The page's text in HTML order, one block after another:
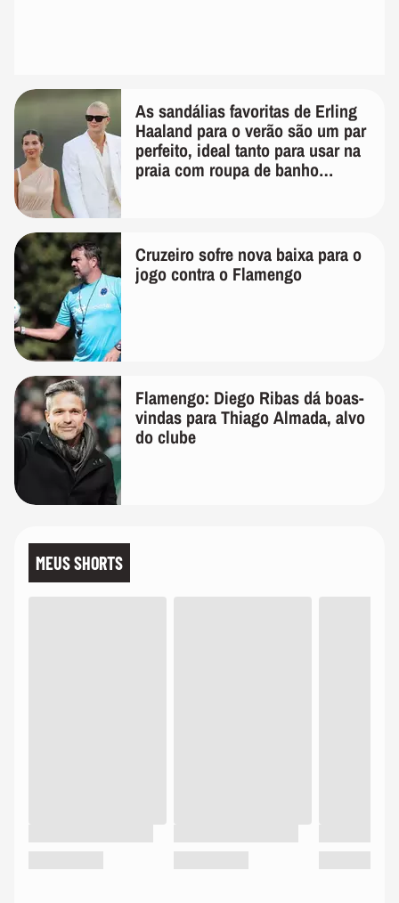
As sandálias favoritas de Erling
Haaland para o verão são um par
perfeito, ideal tanto para usar na
praia com roupa de banho
Cruzeiro sofre nova baixa para o
jogo contra o Flamengo
Flamengo: Diego Ribas dá boas-
vindas para Thiago Almada, alvo
do clube
MEUS SHORTS